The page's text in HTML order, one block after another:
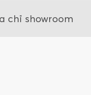
chỉ showroom